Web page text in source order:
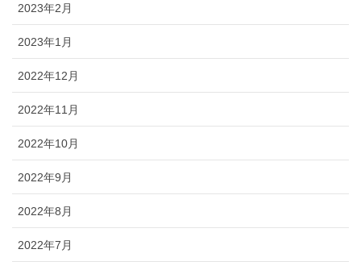
2023年2月
2023年1月
2022年12月
2022年11月
2022年10月
2022年9月
2022年8月
2022年7月